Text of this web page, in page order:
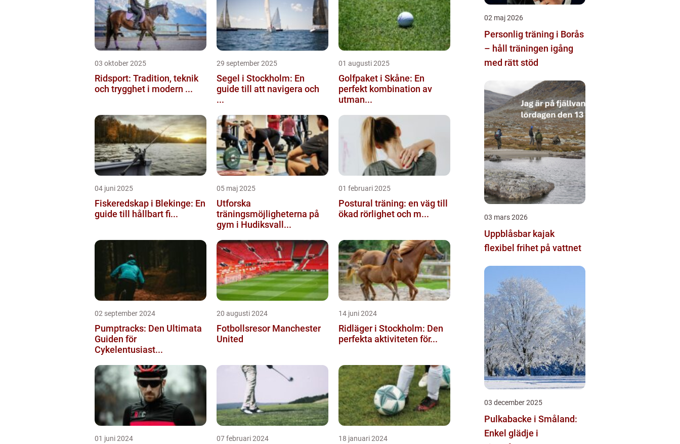
03 oktober 2025
Ridsport: Tradition, teknik
och trygghet i modern ...
29 september 2025
Segel i Stockholm: En
guide till att navigera och
...
01 augusti 2025
Golfpaket i Skåne: En
perfekt kombination av
utman...
04 juni 2025
Fiskeredskap i Blekinge: En
guide till hållbart fi...
05 maj 2025
Utforska
träningsmöjligheterna på
gym i Hudiksvall...
01 februari 2025
Postural träning: en väg till
ökad rörlighet och m...
02 september 2024
Pumptracks: Den Ultimata
Guiden för
Cykelentusiast...
20 augusti 2024
Fotbollsresor Manchester
United
14 juni 2024
Ridläger i Stockholm: Den
perfekta aktiviteten för...
01 juni 2024 07 februari 2024 18 januari 2024
02 maj 2026
Personlig träning i Borås
– håll träningen igång
med rätt stöd
03 mars 2026
Uppblåsbar kajak
flexibel frihet på vattnet
03 december 2025
Pulkabacke i Småland:
Enkel glädje i